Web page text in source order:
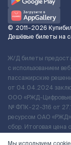
© 2011–2026
Дешёвые билеты на
Ж/Д билеты
с использованием
пассажирские
от 04.04.2024
ООО «РЖД-Цифровые
№ ФПК-22-316 от
ресурсом ОАО
сбор. Итоговая цена